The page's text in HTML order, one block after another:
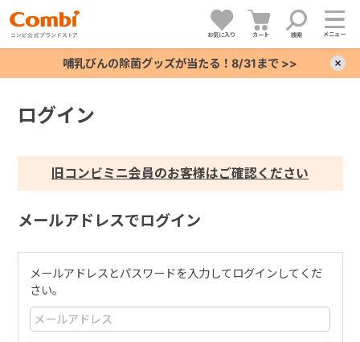
お気に入り カート 検索 メニュー
哺乳びんの除菌グッズが当たる！8/31まで >>
ログイン
旧コンビミニ会員のお客様はご確認ください
メールアドレスでログイン
メールアドレスとパスワードを入力してログインしてくだ
さい。